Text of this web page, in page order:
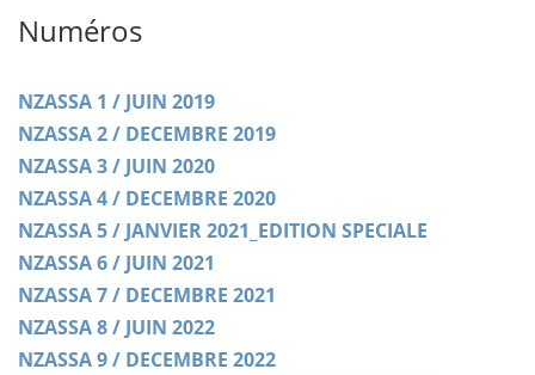
Numéros
NZASSA 1 / JUIN 2019
NZASSA 2 / DECEMBRE 2019
NZASSA 3 / JUIN 2020
NZASSA 4 / DECEMBRE 2020
NZASSA 5 / JANVIER 2021_EDITION SPECIALE
NZASSA 6 / JUIN 2021
NZASSA 7 / DECEMBRE 2021
NZASSA 8 / JUIN 2022
NZASSA 9 / DECEMBRE 2022